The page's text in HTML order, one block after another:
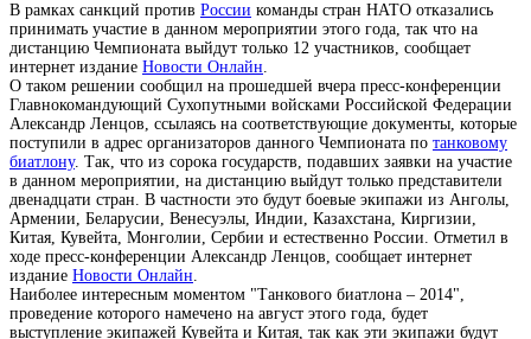
В рамках санкций против России команды стран НАТО отказались
принимать участие в данном мероприятии этого года, так что на
дистанцию Чемпионата выйдут только 12 участников, сообщает
интернет издание Новости Онлайн.
О таком решении сообщил на прошедшей вчера пресс-конференции
Главнокомандующий Сухопутными войсками Российской Федерации
Александр Ленцов, ссылаясь на соответствующие документы, которые
поступили в адрес организаторов данного Чемпионата по танковому
биатлону. Так, что из сорока государств, подавших заявки на участие
в данном мероприятии, на дистанцию выйдут только представители
двенадцати стран. В частности это будут боевые экипажи из Анголы,
Армении, Беларусии, Венесуэлы, Индии, Казахстана, Киргизии,
Китая, Кувейта, Монголии, Сербии и естественно России. Отметил в
ходе пресс-конференции Александр Ленцов, сообщает интернет
издание Новости Онлайн.
Наиболее интересным моментом "Танкового биатлона – 2014",
проведение которого намечено на август этого года, будет
выступление экипажей Кувейта и Китая, так как эти экипажи будут